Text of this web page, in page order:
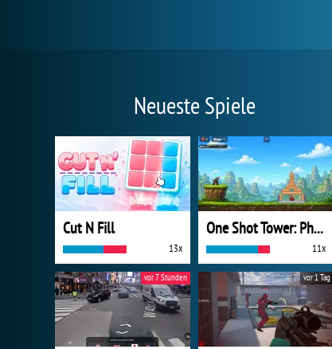
Neueste Spiele
Cut N Fill
13x
One Shot Tower: Physics Destroyer
11x
vor 7 Stunden vor 1 Tag